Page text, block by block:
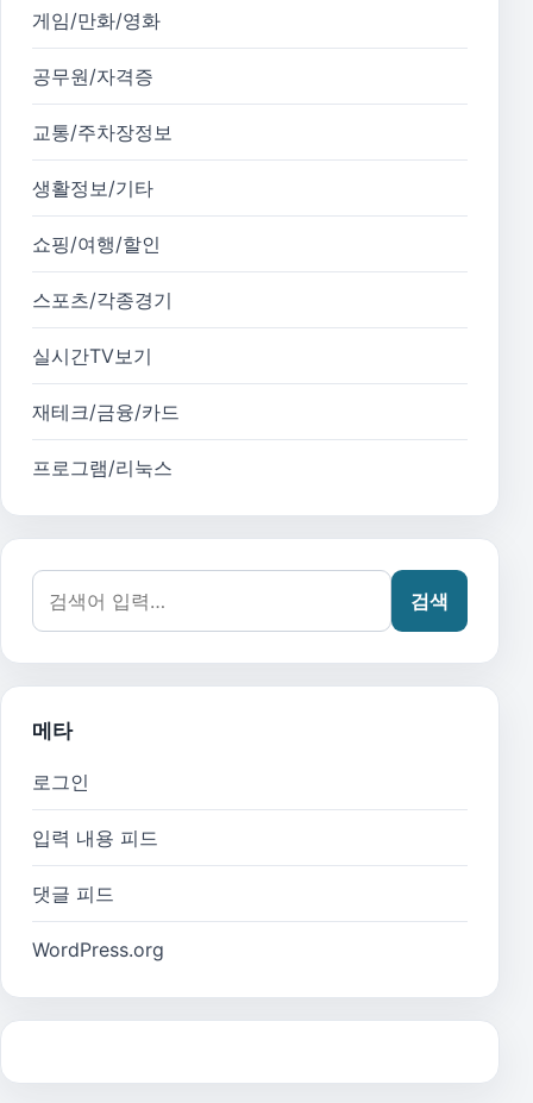
게임/만화/영화
공무원/자격증
교통/주차장정보
생활정보/기타
쇼핑/여행/할인
스포츠/각종경기
실시간TV보기
재테크/금융/카드
프로그램/리눅스
검색어:
검색
메타
로그인
입력 내용 피드
댓글 피드
WordPress.org